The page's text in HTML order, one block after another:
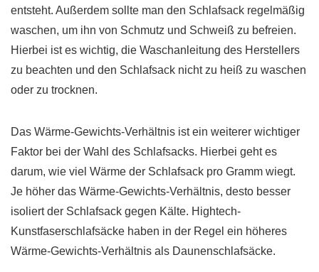
entsteht. Außerdem sollte man den Schlafsack regelmäßig
waschen, um ihn von Schmutz und Schweiß zu befreien.
Hierbei ist es wichtig, die Waschanleitung des Herstellers
zu beachten und den Schlafsack nicht zu heiß zu waschen
oder zu trocknen.
Das Wärme-Gewichts-Verhältnis ist ein weiterer wichtiger
Faktor bei der Wahl des Schlafsacks. Hierbei geht es
darum, wie viel Wärme der Schlafsack pro Gramm wiegt.
Je höher das Wärme-Gewichts-Verhältnis, desto besser
isoliert der Schlafsack gegen Kälte. Hightech-
Kunstfaserschlafsäcke haben in der Regel ein höheres
Wärme-Gewichts-Verhältnis als Daunenschlafsäcke.